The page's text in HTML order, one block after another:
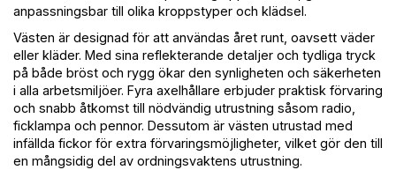
anpassningsbar till olika kroppstyper och klädsel.
Västen är designad för att användas året runt, oavsett väder
eller kläder. Med sina reflekterande detaljer och tydliga tryck
på både bröst och rygg ökar den synligheten och säkerheten
i alla arbetsmiljöer. Fyra axelhållare erbjuder praktisk förvaring
och snabb åtkomst till nödvändig utrustning såsom radio,
ficklampa och pennor. Dessutom är västen utrustad med
infällda fickor för extra förvaringsmöjligheter, vilket gör den till
en mångsidig del av ordningsvaktens utrustning.